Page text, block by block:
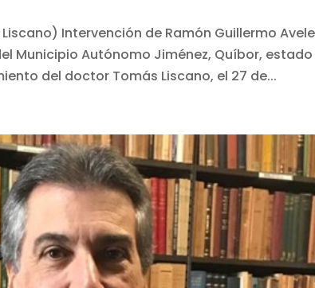
Intervención de Ramón Guillermo
Municipio Autónomo Jiménez, Quíbor, estado
del doctor Tomás Liscano, el 27 de...